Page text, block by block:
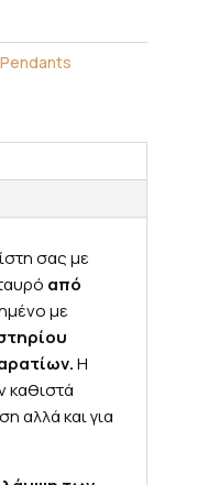
Pendants
σας με
από
με
Η
καθιστά
αλλά και για